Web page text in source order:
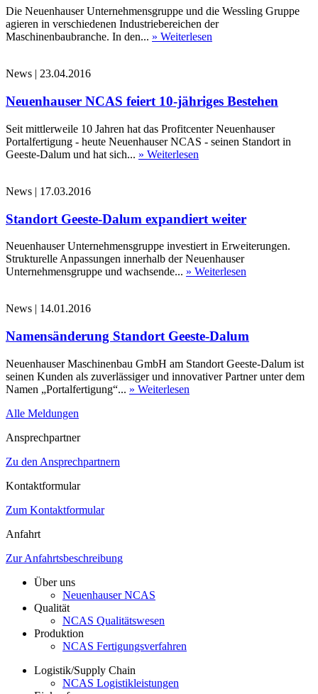
Die Neuenhauser Unternehmensgruppe und die Wessling Gruppe
agieren in verschiedenen Industriebereichen der
Maschinenbaubranche. In den... » Weiterlesen
News 23.04.2016
Neuenhauser NCAS feiert 10-jähriges Bestehen
Seit mittlerweile 10 Jahren hat das Profitcenter Neuenhauser
Portalfertigung - heute Neuenhauser NCAS - seinen Standort in
Geeste-Dalum und hat sich... » Weiterlesen
News | 17.03.2016
Standort Geeste-Dalum expandiert weiter
Neuenhauser Unternehmensgruppe investiert in Erweiterungen.
Strukturelle Anpassungen innerhalb der Neuenhauser
Unternehmensgruppe und wachsende... » Weiterlesen
News | 14.01.2016
Namensänderung Standort Geeste-Dalum
Neuenhauser Maschinenbau GmbH am Standort Geeste-Dalum ist
seinen Kunden als zuverlässiger und innovativer Partner unter dem
Namen „Portalfertigung“... » Weiterlesen
Alle Meldungen
Ansprechpartner
Zu den Ansprechpartnern
Kontaktformular
Zum Kontaktformular
Anfahrt
Zur Anfahrtsbeschreibung
Über uns
Neuenhauser NCAS
Qualität
NCAS Qualitätswesen
Produktion
NCAS Fertigungsverfahren
Logistik/Supply Chain
NCAS Logistikleistungen